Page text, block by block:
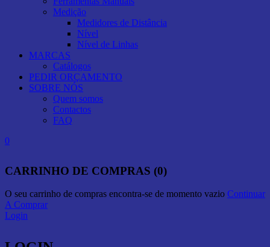
Medição
Medidores de Distância
Nível
Nível de Linhas
MARCAS
Catálogos
PEDIR ORÇAMENTO
SOBRE NÓS
Quem somos
Contactos
FAQ
0
CARRINHO DE COMPRAS (0)
O seu carrinho de compras encontra-se de momento vazio Continuar
A Comprar
Login